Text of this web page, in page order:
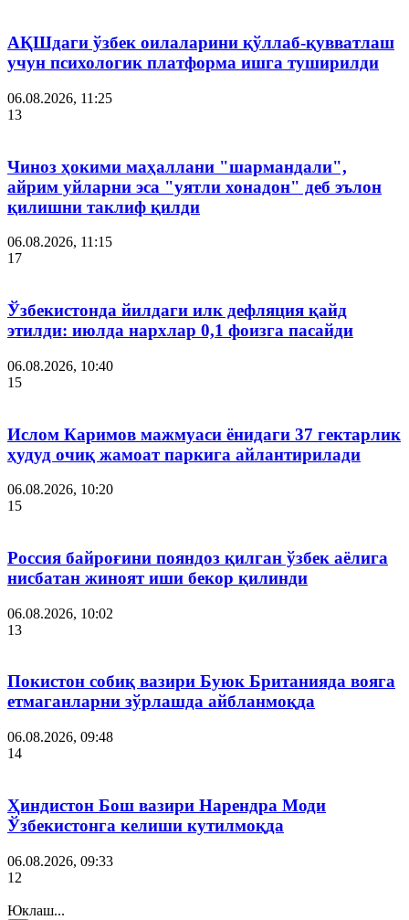
АҚШдаги ўзбек оилаларини қўллаб-қувватлаш
учун психологик платформа ишга туширилди
06.08.2026, 11:25
13
Чиноз ҳокими маҳаллани "шармандали",
айрим уйларни эса "уятли хонадон" деб эълон
қилишни таклиф қилди
06.08.2026, 11:15
17
Ўзбекистонда йилдаги илк дефляция қайд
этилди: июлда нархлар 0,1 фоизга пасайди
06.08.2026, 10:40
15
Ислом Каримов мажмуаси ёнидаги 37 гектарлик
ҳудуд очиқ жамоат паркига айлантирилади
06.08.2026, 10:20
15
Россия байроғини пояндоз қилган ўзбек аёлига
нисбатан жиноят иши бекор қилинди
06.08.2026, 10:02
13
Покистон собиқ вазири Буюк Британияда вояга
етмаганларни зўрлашда айбланмоқда
06.08.2026, 09:48
14
Ҳиндистон Бош вазири Нарендра Моди
Ўзбекистонга келиши кутилмоқда
06.08.2026, 09:33
12
Юклаш...